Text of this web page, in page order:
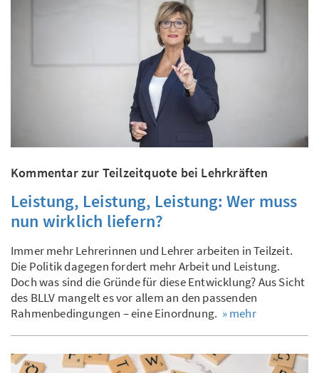
Kommentar zur Teilzeitquote bei Lehrkräften
Leistung, Leistung, Leistung: Wer muss
nun wirklich liefern?
Immer mehr Lehrerinnen und Lehrer arbeiten in Teilzeit.
Die Politik dagegen fordert mehr Arbeit und Leistung.
Doch was sind die Gründe für diese Entwicklung? Aus Sicht
des BLLV mangelt es vor allem an den passenden
Rahmenbedingungen – eine Einordnung. » mehr